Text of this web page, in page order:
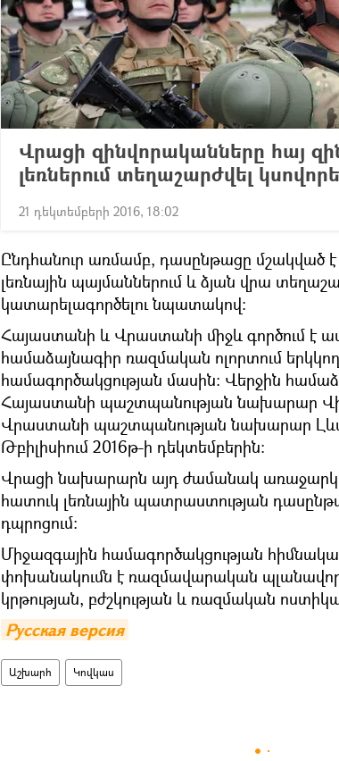
Վրացի զինվորականները հայ
լեռներում տեղաշարժվել
21 դեկտեմբերի 2016, 18:02
Ընդհանուր առմամբ, դասընթացը մշակված
լեռնային պայմաններում և ձյան վրա
կատարելագործելու նպատակով։
Հայաստանի և Վրաստանի միջև գործում է
համաձայնագիր ռազմական ոլորտում
համագործակցության մասին։ Վերջին
Հայաստանի պաշտպանության նախարար
Վրաստանի պաշտպանության նախարար
Թբիլիսիում 2016թ-ի դեկտեմբերին։
Վրացի նախարարն այդ ժամանակ
հատուկ լեռնային պատրաստության
դպրոցում։
Միջազգային համագործակցության հիմնական
փոխանակումն է ռազմավարական
կրթության, բժշկության և ռազմական
Русская версия
Աշխարհ Կովկաս